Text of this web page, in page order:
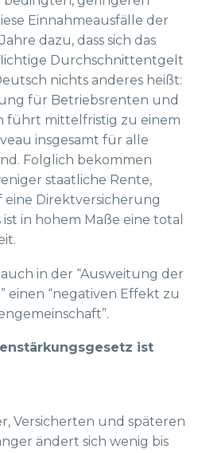
Einnahmeausfälle der
dazu, dass sich das
Durchschnittentgelt
nichts anderes heißt:
für Betriebsrenten und
führt mittelfristig zu einem
insgesamt für alle
Folglich bekommen
staatliche Rente,
eine Direktversicherung
in hohem Maße eine total
in der “Ausweitung der
“negativen Effekt zu
ist
Versicherten und späteren
ändert sich wenig bis